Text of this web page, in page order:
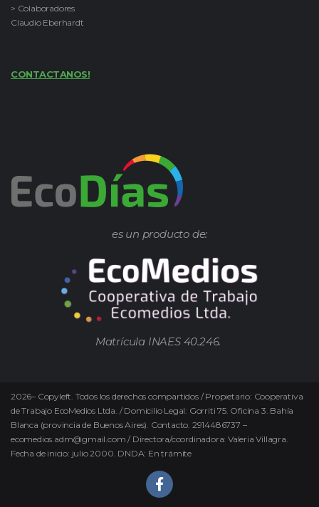
> Colaboradores
Claudio Eberhardt
CONTACTANOS!
es un producto de:
Matrícula INAES 40.246.
2026– Copyleft. Todos los derechos compartidos / Propietario: Cooperativa
de Trabajo EcoMedios Ltda. / Domicilio Legal: Gorriti 75. Oficina 3. Bahía
Blanca (provincia de Buenos Aires). Contacto. 2914486737 –
ecomedios.adm@gmail.com / Directora/coordinadora: Valeria Villagra.
Fecha de inicio: julio 2000. DNDA: En trámite